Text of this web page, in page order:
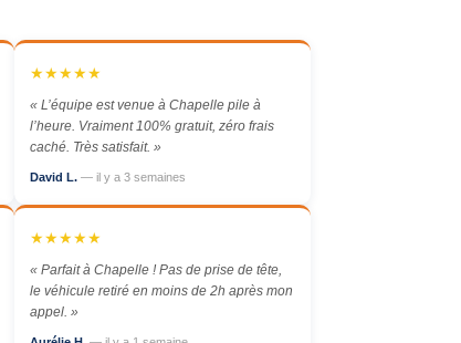
★★★★★
« L’équipe est venue à Chapelle pile à
l’heure. Vraiment 100% gratuit, zéro frais
caché. Très satisfait. »
David L. — il y a 3 semaines
★★★★★
« Parfait à Chapelle ! Pas de prise de tête,
le véhicule retiré en moins de 2h après mon
appel. »